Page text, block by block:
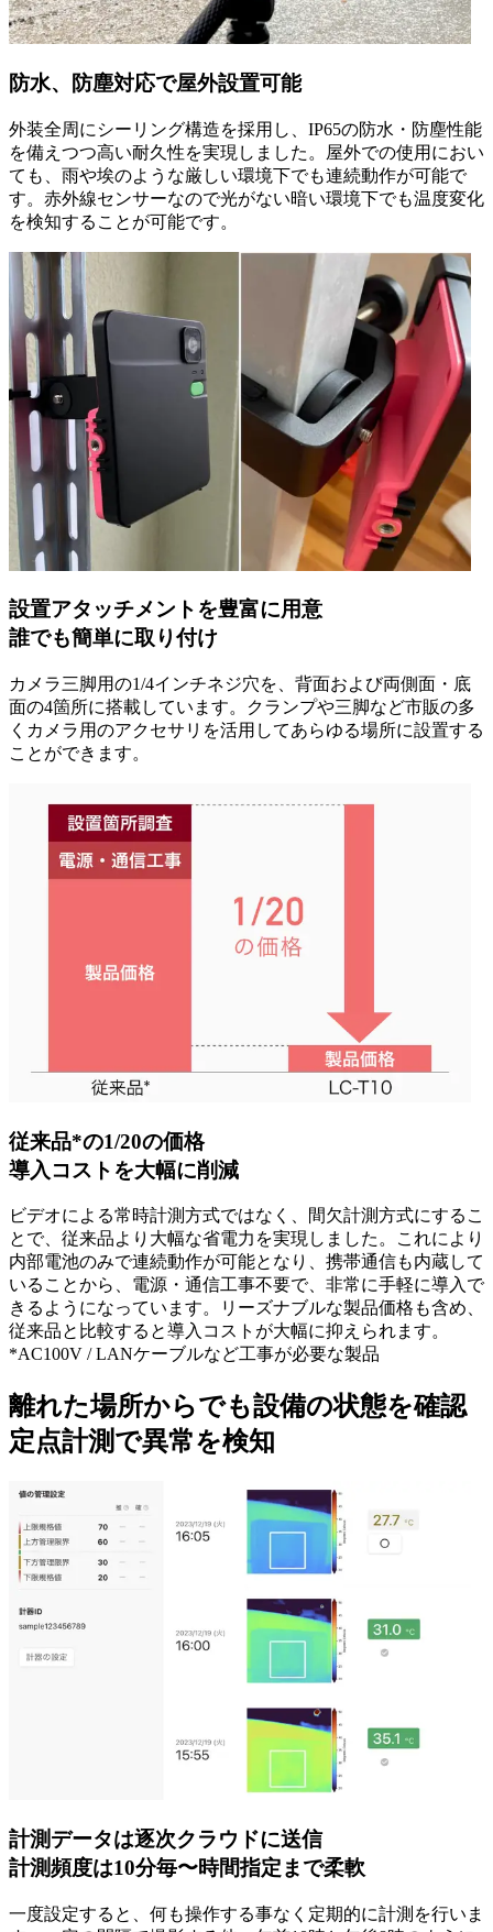
防水、防塵対応で屋外設置可能
外装全周にシーリング構造を採用し、IP65の防水・防塵性能
を備えつつ高い耐久性を実現しました。屋外での使用におい
ても、雨や埃のような厳しい環境下でも連続動作が可能で
す。赤外線センサーなので光がない暗い環境下でも温度変化
を検知することが可能です。
設置アタッチメントを豊富に用意
誰でも簡単に取り付け
カメラ三脚用の1/4インチネジ穴を、背面および両側面・底
面の4箇所に搭載しています。クランプや三脚など市販の多
くカメラ用のアクセサリを活用してあらゆる場所に設置する
ことができます。
従来品*の1/20の価格
導入コストを大幅に削減
ビデオによる常時計測方式ではなく、間欠計測方式にするこ
とで、従来品より大幅な省電力を実現しました。これにより
内部電池のみで連続動作が可能となり、携帯通信も内蔵して
いることから、電源・通信工事不要で、非常に手軽に導入で
きるようになっています。リーズナブルな製品価格も含め、
従来品と比較すると導入コストが大幅に抑えられます。
*AC100V / LANケーブルなど工事が必要な製品
離れた場所からでも設備の状態を確認
定点計測で異常を検知
計測データは逐次クラウドに送信
計測頻度は10分毎〜時間指定まで柔軟
一度設定すると、何も操作する事なく定期的に計測を行いま